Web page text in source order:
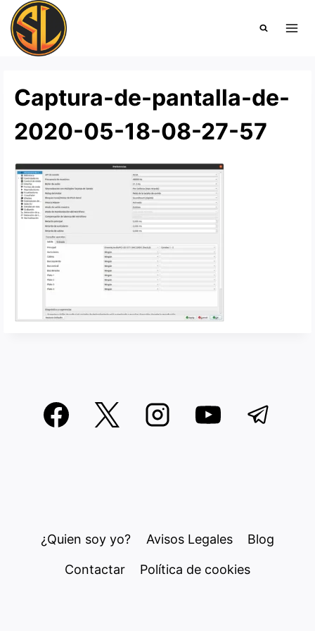
Saltar
contenido
Captura-de-pantalla-de-
2020-05-18-08-27-57
¿Quien soy yo? Avisos Legales Blog
Contactar Política de cookies